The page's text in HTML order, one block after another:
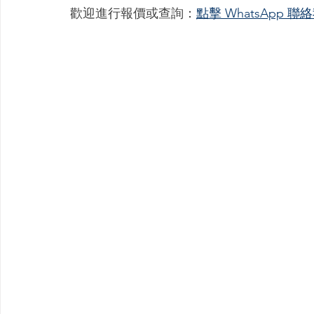
歡迎進行報價或查詢： 點擊 WhatsApp 聯